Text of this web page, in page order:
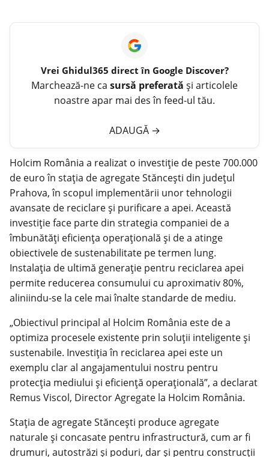
Vrei Ghidul365 direct în Google Discover?
Marchează-ne ca sursă preferată și articolele
noastre apar mai des în feed-ul tău.
ADAUGĂ →
Holcim România a realizat o investiție de peste 700.000
de euro în stația de agregate Stăncești din județul
Prahova, în scopul implementării unor tehnologii
avansate de reciclare și purificare a apei. Această
investiție face parte din strategia companiei de a
îmbunătăți eficiența operațională și de a atinge
obiectivele de sustenabilitate pe termen lung.
Instalația de ultimă generație pentru reciclarea apei
permite reducerea consumului cu aproximativ 80%,
aliniindu-se la cele mai înalte standarde de mediu.
„Obiectivul principal al Holcim România este de a
optimiza procesele existente prin soluții inteligente și
sustenabile. Investiția în reciclarea apei este un
exemplu clar al angajamentului nostru pentru
protecția mediului și eficiență operațională”, a declarat
Remus Viscol, Director Agregate la Holcim România.
Stația de agregate Stăncești produce agregate
naturale și concasate pentru infrastructură, cum ar fi
drumuri, autostrăzi și poduri, dar și pentru construcții